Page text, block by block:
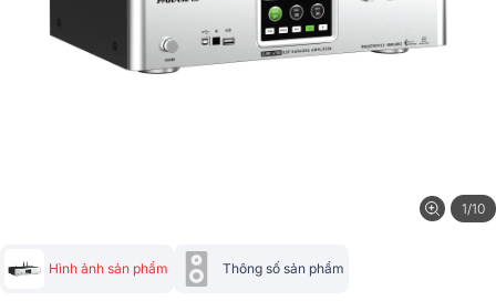
1/10
Hình ảnh sản phẩm Thông số sản phẩm